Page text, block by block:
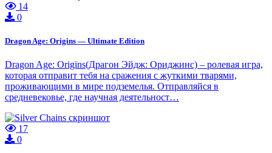
14
0
Dragon Age: Origins — Ultimate Edition
Dragon Age: Origins(Драгон Эйдж: Ориджинс) – ролевая игра,
которая отправит тебя на сражения с жуткими тварями,
проживающими в мире подземелья. Отправляйся в
средневековье, где научная деятельност…
17
0